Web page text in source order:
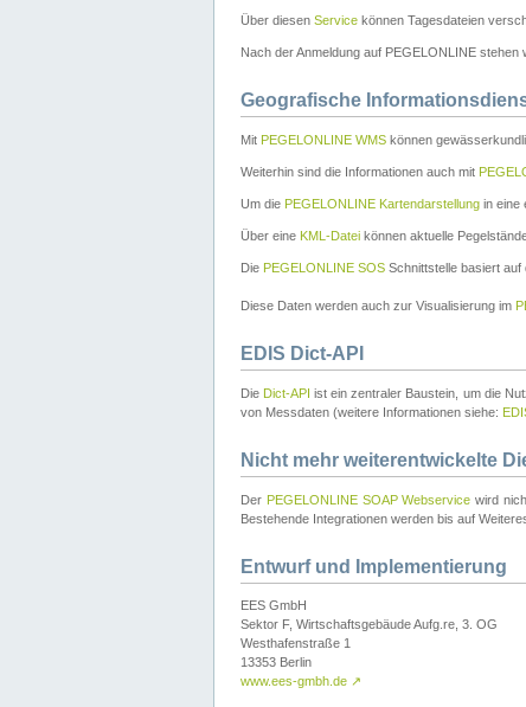
Über diesen Service können Tagesdateien
Nach der Anmeldung auf PEGELONLINE stehen
Geografische
Mit PEGELONLINE WMS können
Weiterhin sind die Informationen auch mit
Um die PEGELONLINE Kartendarstellung in eine
Über eine KML-Datei können aktuelle
Die PEGELONLINE SOS Schnittstelle basiert auf
Diese Daten werden auch zur Visualisierung im
EDIS Dict-API
Die Dict-API ist ein zentraler Baustein, um die
von Messdaten (weitere Informationen siehe:
Nicht mehr weiterentwickelte
Der PEGELONLINE SOAP Webservice wird
Bestehende Integrationen werden bis auf
Entwurf und Implementierung
EES GmbH
Sektor F, Wirtschaftsgebäude Aufg.re, 3. OG
Westhafenstraße 1
13353 Berlin
www.ees-gmbh.de ↗